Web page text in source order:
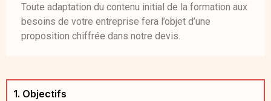
Toute adaptation du contenu initial de la formation aux
besoins de votre entreprise fera l’objet d’une
proposition chiffrée dans notre devis.
1. Objectifs